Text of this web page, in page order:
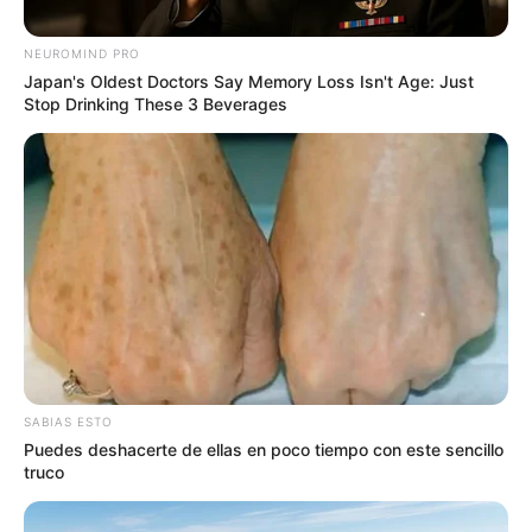
confrontaciones de grupos criminales
Foto: cortesía alcaldía de Marinilla.
Masacre en Marinilla Antioquia
Por:Diego Alejandro Escobar Calle
Mayo 17, 2026
NEUROMIND PRO
Japan's Oldest Doctors Say Memory Loss Isn't Age: Just
Stop Drinking These 3 Beverages
SABIAS ESTO
Puedes deshacerte de ellas en poco tiempo con este sencillo
truco